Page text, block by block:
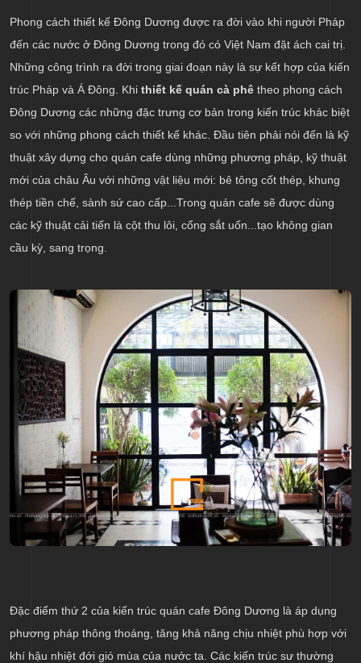
Phong cách thiết kế Đông Dương được ra đời vào khi người Pháp
đến các nước ở Đông Dương trong đó có Việt Nam đặt ách cai trị.
Những công trình ra đời trong giai đoạn này là sự kết hợp của kiến
trúc Pháp và Á Đông. Khi thiết kế quán cà phê theo phong cách
Đông Dương các những đặc trưng cơ bản trong kiến trúc khác biệt
so với những phong cách thiết kế khác. Đầu tiên phải nói đến là kỹ
thuật xây dựng cho quán cafe dùng những phương pháp, kỹ thuật
mới của châu Âu với những vật liệu mới: bê tông cốt thép, khung
thép tiền chế, sành sứ cao cấp...Trong quán cafe sẽ được dùng
các kỹ thuật cải tiến là cột thu lôi, cổng sắt uốn...tạo không gian
cầu kỳ, sang trọng.
Đặc điểm thứ 2 của kiến trúc quán cafe Đông Dương là áp dụng
phương pháp thông thoáng, tăng khả năng chịu nhiệt phù hợp với
khí hậu nhiệt đới gió mùa của nước ta. Các kiến trúc sư thường